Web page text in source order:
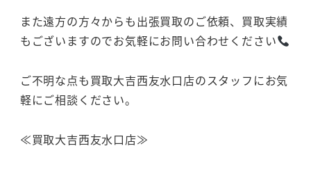
また遠方の方々からも出張買取のご依頼、買取実績
もございますのでお気軽にお問い合わせください
ご不明な点も買取大吉西友水口店のスタッフにお気
軽にご相談ください。
≪買取大吉西友水口店≫